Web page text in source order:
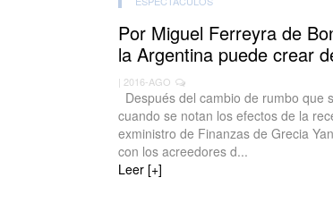
Por Miguel Ferreyra de
la Argentina puede crear
| 2016-AGO
Después del cambio de rumbo que
cuando se notan los efectos de la
exministro de Finanzas de Grecia
con los acreedores d...
Leer [+]